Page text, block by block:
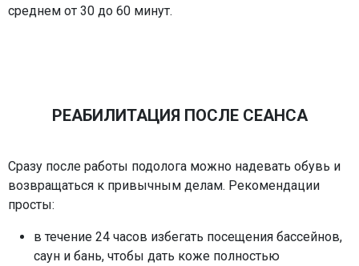
среднем от 30 до 60 минут.
РЕАБИЛИТАЦИЯ ПОСЛЕ СЕАНСА
Сразу после работы подолога можно надевать обувь и
возвращаться к привычным делам. Рекомендации
просты:
в течение 24 часов избегать посещения бассейнов,
саун и бань, чтобы дать коже полностью